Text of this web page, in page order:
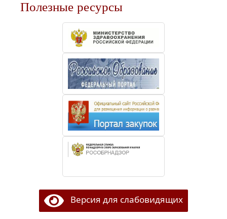
Полезные ресурсы
Версия для слабовидящих